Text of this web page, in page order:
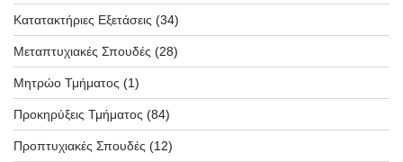
Κατατακτήριες Εξετάσεις (34)
Μεταπτυχιακές Σπουδές (28)
Μητρώο Τμήματος (1)
Προκηρύξεις Τμήματος (84)
Προπτυχιακές Σπουδές (12)